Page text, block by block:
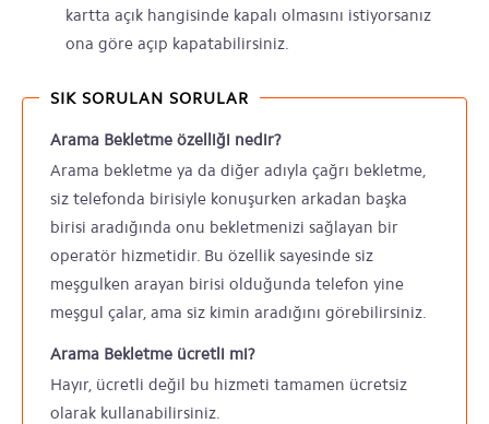
kartta açık hangisinde kapalı olmasını istiyorsanız
ona göre açıp kapatabilirsiniz.
SIK SORULAN SORULAR
Arama Bekletme özelliği nedir?
Arama bekletme ya da diğer adıyla çağrı bekletme,
siz telefonda birisiyle konuşurken arkadan başka
birisi aradığında onu bekletmenizi sağlayan bir
operatör hizmetidir. Bu özellik sayesinde siz
meşgulken arayan birisi olduğunda telefon yine
meşgul çalar, ama siz kimin aradığını görebilirsiniz.
Arama Bekletme ücretli mi?
Hayır, ücretli değil bu hizmeti tamamen ücretsiz
olarak kullanabilirsiniz.